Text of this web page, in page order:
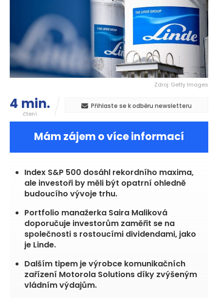
Zdroj: Getty Images
4 min.
čtení
Přihlaste se k odběru newsletteru
Mám zájem o více informací
Index S&P 500 dosáhl rekordního maxima,
ale investoři by měli být opatrní ohledně
budoucího vývoje trhu.
Portfolio manažerka Saira Maliková
doporučuje investorům zaměřit se na
společnosti s rostoucími dividendami, jako
je Linde.
Dalším tipem je výrobce komunikačních
zařízení Motorola Solutions díky zvýšeným
vládním výdajům.